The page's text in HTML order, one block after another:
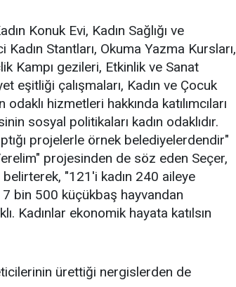
Konuk Evi, Kadın Sağlığı ve
Stantları, Okuma Yazma Kursları,
Kampı gezileri, Etkinlik ve Sanat
eşitliği çalışmaları, Kadın ve Çocuk
hizmetleri hakkında katılımcıları
sosyal politikaları kadın odaklıdır.
projelerle örnek belediyelerdendir"
projesinden de söz eden Seçer,
"121'i kadın 240 aileye
bin 500 küçükbaş hayvandan
Kadınlar ekonomik hayata katılsın
ürettiği nergislerden de